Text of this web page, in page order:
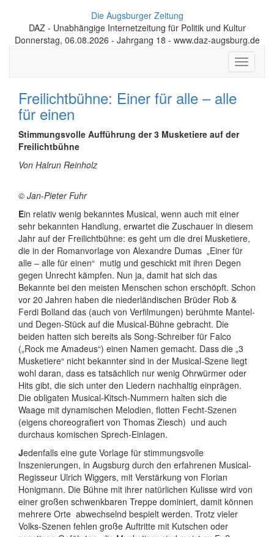
Die Augsburger Zeitung
DAZ - Unabhängige Internetzeitung für Politik und Kultur
Donnerstag, 06.08.2026 - Jahrgang 18 - www.daz-augsburg.de
Toggle
Freilichtbühne: Einer für alle – alle
für einen
Stimmungsvolle Aufführung der 3 Musketiere auf der
Freilichtbühne
Von Halrun Reinholz
© Jan-Pieter Fuhr
Ein relativ wenig bekanntes Musical, wenn auch mit einer
sehr bekannten Handlung, erwartet die Zuschauer in diesem
Jahr auf der Freilichtbühne: es geht um die drei Musketiere,
die in der Romanvorlage von Alexandre Dumas „Einer für
alle – alle für einen“ mutig und geschickt mit ihren Degen
gegen Unrecht kämpfen. Nun ja, damit hat sich das
Bekannte bei den meisten Menschen schon erschöpft. Schon
vor 20 Jahren haben die niederländischen Brüder Rob &
Ferdi Bolland das (auch von Verfilmungen) berühmte Mantel-
und Degen-Stück auf die Musical-Bühne gebracht. Die
beiden hatten sich bereits als Song-Schreiber für Falco
(„Rock me Amadeus“) einen Namen gemacht. Dass die „3
Musketiere“ nicht bekannter sind in der Musical-Szene liegt
wohl daran, dass es tatsächlich nur wenig Ohrwürmer oder
Hits gibt, die sich unter den Liedern nachhaltig einprägen.
Die obligaten Musical-Kitsch-Nummern halten sich die
Waage mit dynamischen Melodien, flotten Fecht-Szenen
(eigens choreografiert von Thomas Ziesch) und auch
durchaus komischen Sprech-Einlagen.
Jedenfalls eine gute Vorlage für stimmungsvolle
Inszenierungen, in Augsburg durch den erfahrenen Musical-
Regisseur Ulrich Wiggers, mit Verstärkung von Florian
Honigmann. Die Bühne mit ihrer natürlichen Kulisse wird von
einer großen schwenkbaren Treppe dominiert, damit können
mehrere Orte abwechselnd bespielt werden. Trotz vieler
Volks-Szenen fehlen große Auftritte mit Kutschen oder